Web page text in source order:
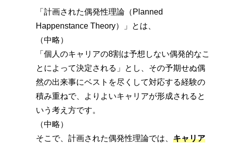
「計画された偶発性理論（Planned
Happenstance Theory）」とは、
（中略）
「個人のキャリアの8割は予想しない偶発的なこ
とによって決定される」とし、その予期せぬ偶
然の出来事にベストを尽くして対応する経験の
積み重ねで、よりよいキャリアが形成されると
いう考え方です。
（中略）
そこで、計画された偶発性理論では、 キャリア